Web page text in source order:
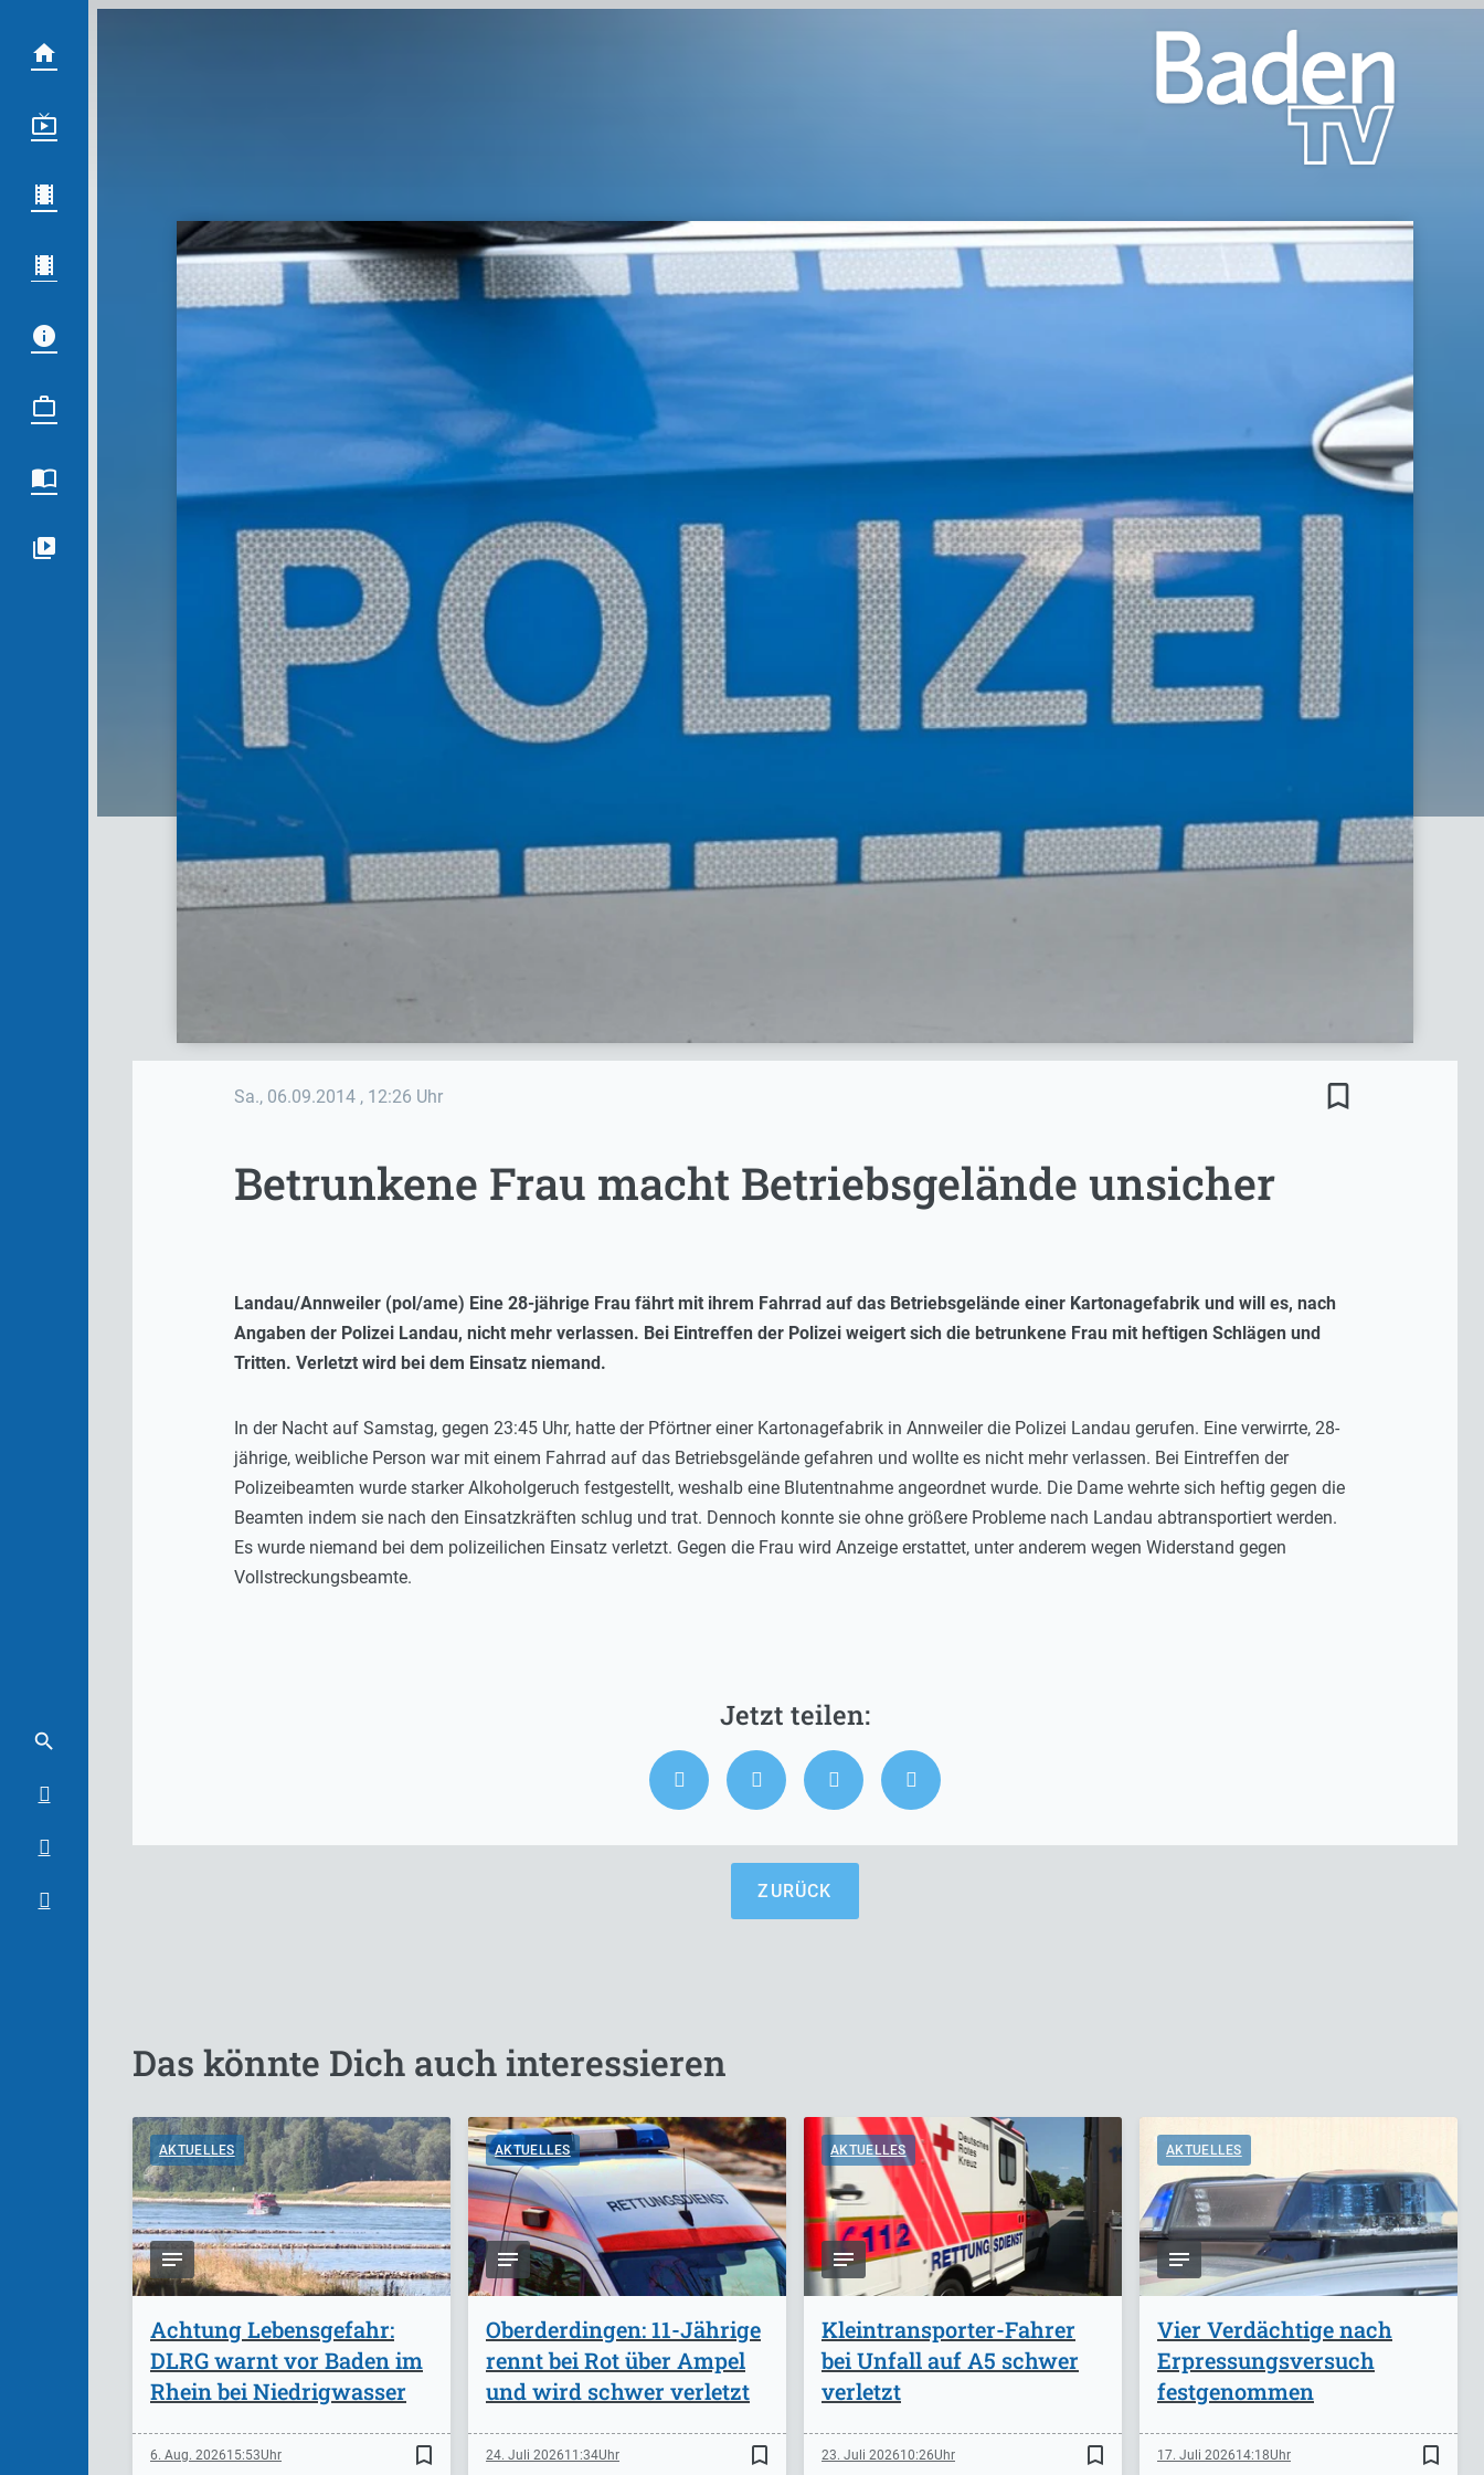
Sa., 06.09.2014 , 12:26 Uhr bookmark_border
Betrunkene Frau macht Betriebsgelände unsicher
Landau/Annweiler (pol/ame) Eine 28-jährige Frau fährt mit ihrem Fahrrad auf das Betriebsgelände einer Kartonagefabrik und will es, nach
Angaben der Polizei Landau, nicht mehr verlassen. Bei Eintreffen der Polizei weigert sich die betrunkene Frau mit heftigen Schlägen und
Tritten. Verletzt wird bei dem Einsatz niemand.
In der Nacht auf Samstag, gegen 23:45 Uhr, hatte der Pförtner einer Kartonagefabrik in Annweiler die Polizei Landau gerufen. Eine verwirrte, 28-
jährige, weibliche Person war mit einem Fahrrad auf das Betriebsgelände gefahren und wollte es nicht mehr verlassen. Bei Eintreffen der
Polizeibeamten wurde starker Alkoholgeruch festgestellt, weshalb eine Blutentnahme angeordnet wurde. Die Dame wehrte sich heftig gegen die
Beamten indem sie nach den Einsatzkräften schlug und trat. Dennoch konnte sie ohne größere Probleme nach Landau abtransportiert werden.
Es wurde niemand bei dem polizeilichen Einsatz verletzt. Gegen die Frau wird Anzeige erstattet, unter anderem wegen Widerstand gegen
Vollstreckungsbeamte.
ZURÜCK
Das könnte Dich auch interessieren
AKTUELLES
Achtung Lebensgefahr:
DLRG warnt vor Baden im
Rhein bei Niedrigwasser
6. Aug. 202615:53 bookmark_border
AKTUELLES
Oberderdingen: 11-Jährige
rennt bei Rot über Ampel
und wird schwer verletzt
24. Juli 202611:34 bookmark_border
AKTUELLES
Kleintransporter-Fahrer
bei Unfall auf A5 schwer
verletzt
23. Juli 202610:26 bookmark_border
AKTUELLES
Vier Verdächtige nach
Erpressungsversuch
festgenommen
17. Juli 202614:18 bookmark_border